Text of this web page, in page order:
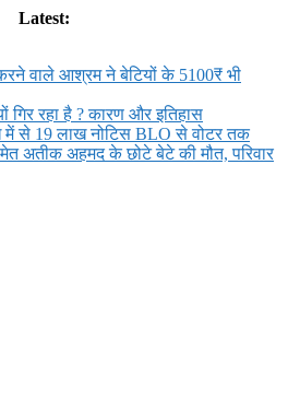
Latest:
वाले आश्रम ने बेटियों के 5100₹ भी
गिर रहा है ? कारण और इतिहास
में से 19 लाख नोटिस BLO से वोटर तक
अतीक अहमद के छोटे बेटे की मौत, परिवार